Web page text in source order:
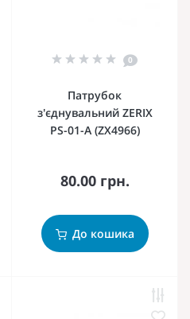
0
Патрубок
з'єднувальний ZERIX
PS-01-A (ZX4966)
80.00 грн.
До кошика